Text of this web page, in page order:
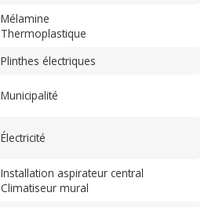
Mélamine
Thermoplastique
Plinthes électriques
Municipalité
Électricité
Installation aspirateur central
Climatiseur mural